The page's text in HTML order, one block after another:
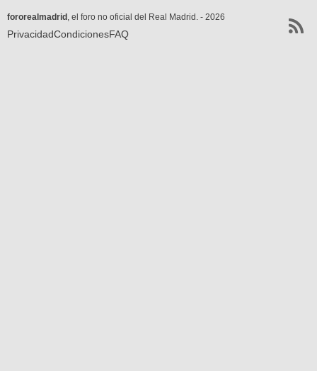
fororealmadrid , el foro no oficial del Real Madrid. - 2026
PrivacidadCondicionesFAQ